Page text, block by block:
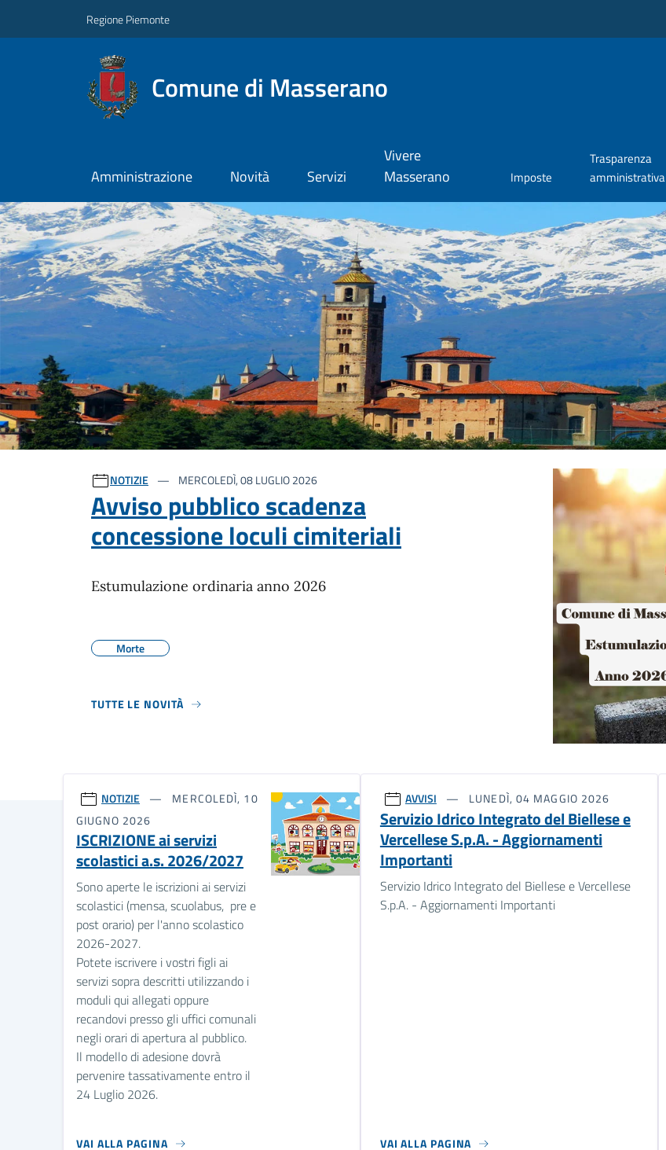
Regione Piemonte
Comune di Masserano
Amministrazione Novità Servizi
Vivere
Masserano
Imposte
Trasparenza
amministrativa
Ultime notizie
NOTIZIE MERCOLEDÌ, 08 LUGLIO 2026
Avviso pubblico scadenza
concessione loculi cimiteriali
Estumulazione ordinaria anno 2026
Morte
TUTTE LE NOVITÀ
NOTIZIE
MERCOLEDÌ, 10
GIUGNO 2026
ISCRIZIONE ai servizi
scolastici a.s. 2026/2027
Sono aperte le iscrizioni ai servizi
scolastici (mensa, scuolabus, pre e
post orario) per l'anno scolastico
2026-2027.
Potete iscrivere i vostri figli ai
servizi sopra descritti utilizzando i
moduli qui allegati oppure
recandovi presso gli uffici comunali
negli orari di apertura al pubblico.
Il modello di adesione dovrà
pervenire tassativamente entro il
24 Luglio 2026.
VAI ALLA PAGINA
AVVISI LUNEDÌ, 04 MAGGIO 2026
Servizio Idrico Integrato del Biellese e
Vercellese S.p.A. - Aggiornamenti
Importanti
Servizio Idrico Integrato del Biellese e Vercellese
S.p.A. - Aggiornamenti Importanti
VAI ALLA PAGINA